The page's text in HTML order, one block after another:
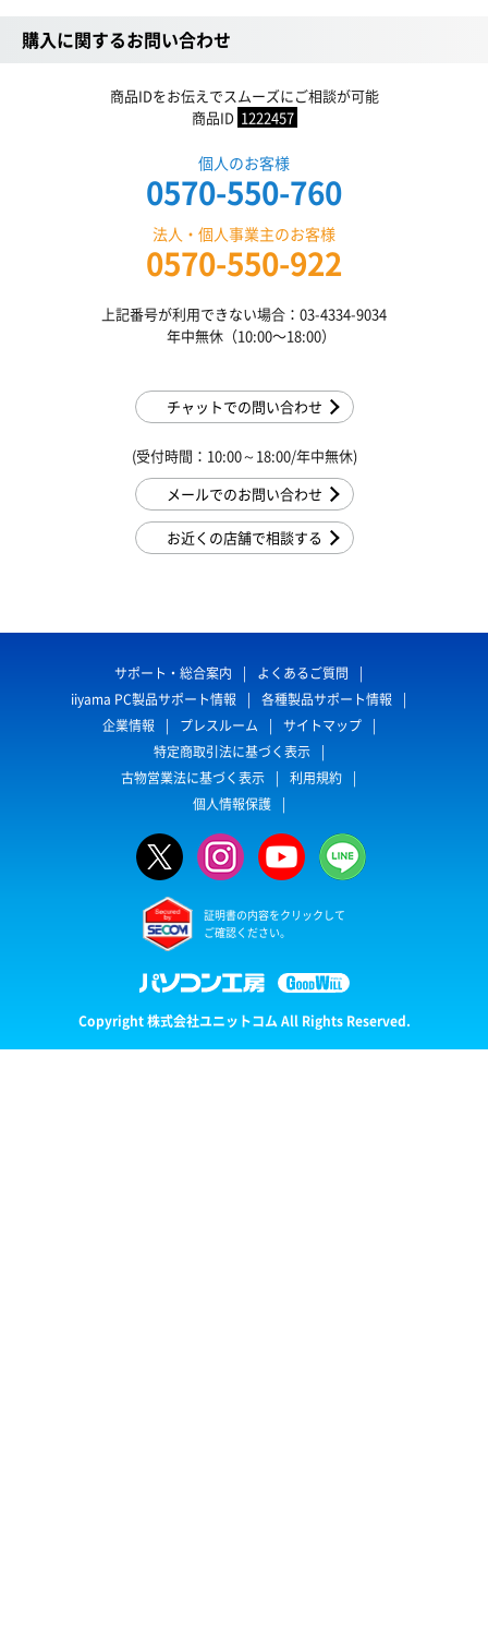
購入に関するお問い合わせ
商品IDをお伝えでスムーズにご相談が可能
商品ID 1222457
個人のお客様
0570-550-760
法人・個人事業主のお客様
0570-550-922
上記番号が利用できない場合：03-4334-9034
年中無休（10:00〜18:00）
チャットでの問い合わせ
(受付時間：10:00～18:00/年中無休)
メールでのお問い合わせ
お近くの店舗で相談する
サポート・総合案内
よくあるご質問
iiyama PC製品サポート情報
各種製品サポート情報
企業情報
プレスルーム
サイトマップ
特定商取引法に基づく表示
古物営業法に基づく表示
利用規約
個人情報保護
証明書の内容をクリックして
ご確認ください。
Copyright 株式会社ユニットコム All Rights Reserved.